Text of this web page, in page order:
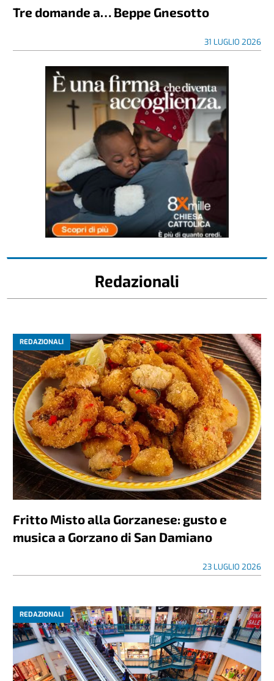
Tre domande a… Beppe Gnesotto
31 LUGLIO 2026
Redazionali
REDAZIONALI
Fritto Misto alla Gorzanese: gusto e
musica a Gorzano di San Damiano
23 LUGLIO 2026
REDAZIONALI